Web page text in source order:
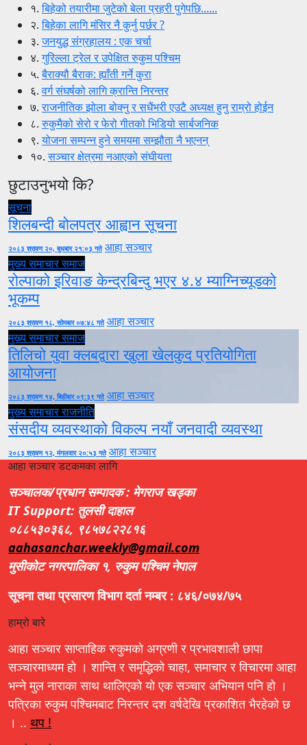
१.बिहेको तयारीमा जुटेको बेला प्रहरी पुगेपछि......
२.बिहेका लागि मंसिर नै कुर्नु पर्छर ?
३.जनयुद्ध संग्रहालय : एक चर्चा
४.गुरिल्ला ट्रेल र उपेक्षित रुकुम पश्चिम
५.बैराक्यौ बैराक: ह्याँती गर्ने कुरा
६.वर्ग संघर्षको लागि क्रान्ति निरन्तर
७.राजनीतिक झोला बोक्नु र सधैंभरी एउटै अध्यक्ष हुनु राम्रो होईन
८.रुकुमैको सेरो र फेरो गीतको भिडियो सार्बजनिक
९.योजना सम्पन्न हुने समयमा सम्झौता नै भएनन्
१०.सञ्चार क्षेत्रमा नआएको संघीयता
छुटाउनुभयो कि?
सूचना
शिलबन्दी बोलपत्र आह्वान सूचना
२०८३ श्रावण २०, बुधबार २१:०३ गते आहा सञ्चार
मुख्य समाचारसमाज
रोल्पाको इरिवाङ केन्द्रबिन्दु भएर ४.४ म्याग्निच्यूडको
भूकम्प
२०८३ श्रावण १८, सोमबार ०७:४८ गते आहा सञ्चार
मुख्य समाचारसमाज
तिलिचो युवा क्लबद्वारा खुला खेलकुद प्रतियोगिता
आयोजना
२०८३ श्रावण १४, बिहीबार ०९:३९ गते आहा सञ्चार
मुख्य समाचारराजनीति
संसदीय व्यवस्थाको विकल्प नयाँ जनवादी व्यवस्था
२०८३ श्रावण १२, मंगलवार २०:५३ गते आहा सञ्चार
आहा सञ्चार डटकमका लागि
सञ्चालक/प्रधान सम्पादक : मेगराज खड्का
IT Support: तुलसी दाहाल
०८८५३०३६८, ९८५७८२२८१६
aahasanchar.weekly@gmail.com
मुसीकोट नगरपालिका १, रुकुम पश्चिम नेपाल
सूचना तथा प्रसारण विभाग दर्ता नम्बर : ८४६/०७४/७५
हाम्रो बारे
आहा सञ्चार साप्ताहिक रुकुमको अग्रणी र प्रभावशाली छापा
सञ्चारमाध्यम हो । शान्ति र समृद्धिको चाहा, समाचार र विचारमा आहा
भन्ने मुल नाराका साथ थालिएको यो एक सञ्चार अभियान पनि हो ।
पत्रिका रुकुम पश्चिमबाट निरन्तर दश वर्षदेखि प्रकाशित भैरहेको छ
। .. थप !